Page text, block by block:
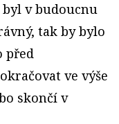
v budoucnu
tak by bylo
před
ve výše
skončí v